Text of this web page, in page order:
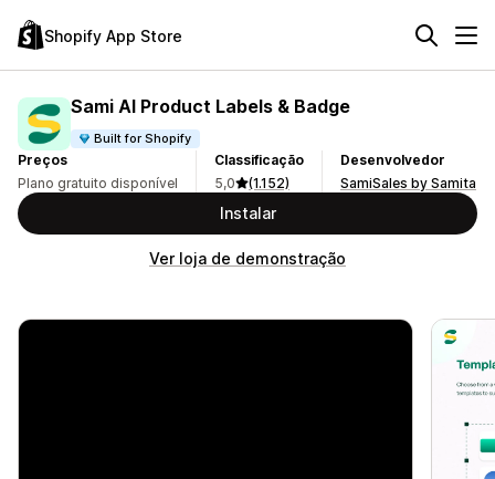
Shopify App Store
Sami AI Product Labels & Badge
Built for Shopify
Preços
Plano gratuito disponível
Classificação
5,0
(1.152)
Desenvolvedor
SamiSales by Samita
Instalar
Ver loja de demonstração